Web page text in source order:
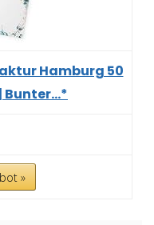
Hamburg 50
Bunter...*
»